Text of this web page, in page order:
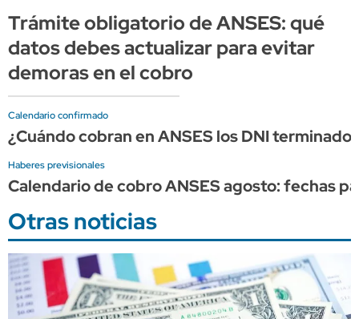
Trámite obligatorio de ANSES: qué
datos debes actualizar para evitar
demoras en el cobro
Calendario confirmado
¿Cuándo cobran en ANSES los DNI
Haberes previsionales
Calendario de cobro ANSES agosto: fechas
Otras noticias